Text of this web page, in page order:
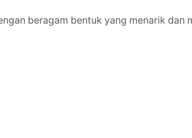
beragam bentuk yang menarik